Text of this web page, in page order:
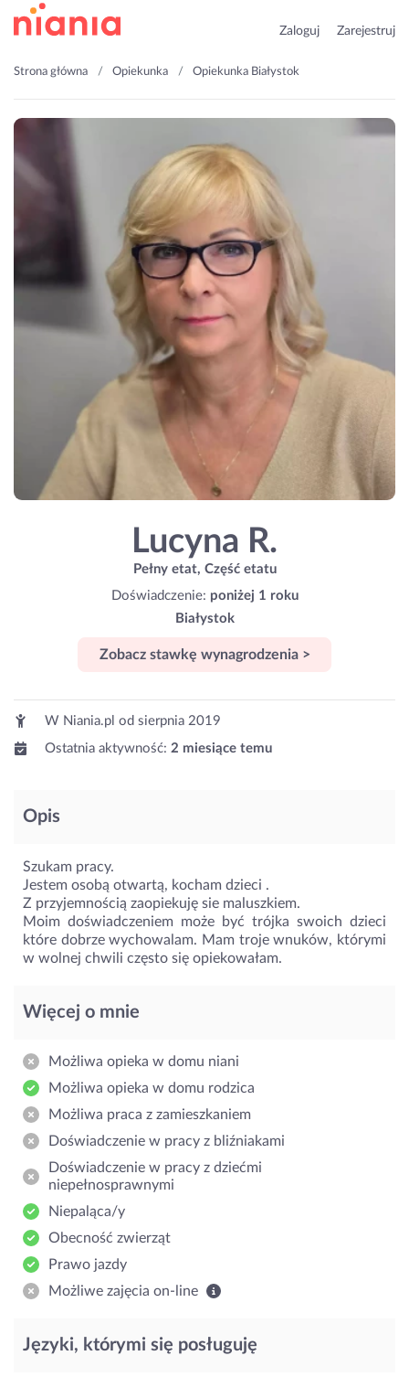
Zaloguj Zarejestruj
Strona główna Opiekunka Opiekunka Białystok
Lucyna R.
Pełny etat, Część etatu
Doświadczenie: poniżej 1 roku
Białystok
Zobacz stawkę wynagrodzenia >
W Niania.pl od sierpnia 2019
Ostatnia aktywność: 2 miesiące temu
Opis
Szukam pracy.
Jestem osobą otwartą, kocham dzieci .
Z przyjemnością zaopiekuję sie maluszkiem.
Moim doświadczeniem może być trójka swoich dzieci
które dobrze wychowalam. Mam troje wnuków, którymi
w wolnej chwili często się opiekowałam.
Więcej o mnie
Możliwa opieka w domu niani
Możliwa opieka w domu rodzica
Możliwa praca z zamieszkaniem
Doświadczenie w pracy z bliźniakami
Doświadczenie w pracy z dziećmi
niepełnosprawnymi
Niepaląca/y
Obecność zwierząt
Prawo jazdy
Możliwe zajęcia on-line
Języki, którymi się posługuję